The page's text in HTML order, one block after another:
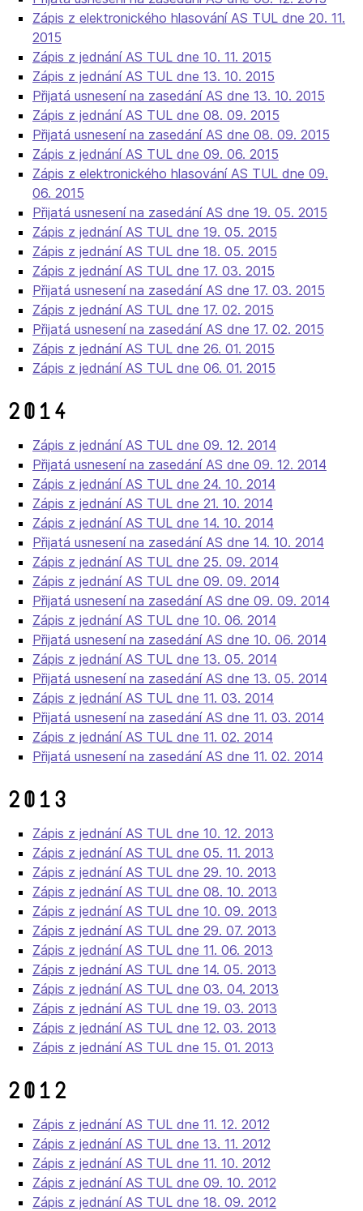
Zápis z elektronického hlasování AS TUL dne 20. 11.
2015
Zápis z jednání AS TUL dne 10. 11. 2015
Zápis z jednání AS TUL dne 13. 10. 2015
Přijatá usnesení na zasedání AS dne 13. 10. 2015
Zápis z jednání AS TUL dne 08. 09. 2015
Přijatá usnesení na zasedání AS dne 08. 09. 2015
Zápis z jednání AS TUL dne 09. 06. 2015
Zápis z elektronického hlasování AS TUL dne 09.
06. 2015
Přijatá usnesení na zasedání AS dne 19. 05. 2015
Zápis z jednání AS TUL dne 19. 05. 2015
Zápis z jednání AS TUL dne 18. 05. 2015
Zápis z jednání AS TUL dne 17. 03. 2015
Přijatá usnesení na zasedání AS dne 17. 03. 2015
Zápis z jednání AS TUL dne 17. 02. 2015
Přijatá usnesení na zasedání AS dne 17. 02. 2015
Zápis z jednání AS TUL dne 26. 01. 2015
Zápis z jednání AS TUL dne 06. 01. 2015
2014
Zápis z jednání AS TUL dne 09. 12. 2014
Přijatá usnesení na zasedání AS dne 09. 12. 2014
Zápis z jednání AS TUL dne 24. 10. 2014
Zápis z jednání AS TUL dne 21. 10. 2014
Zápis z jednání AS TUL dne 14. 10. 2014
Přijatá usnesení na zasedání AS dne 14. 10. 2014
Zápis z jednání AS TUL dne 25. 09. 2014
Zápis z jednání AS TUL dne 09. 09. 2014
Přijatá usnesení na zasedání AS dne 09. 09. 2014
Zápis z jednání AS TUL dne 10. 06. 2014
Přijatá usnesení na zasedání AS dne 10. 06. 2014
Zápis z jednání AS TUL dne 13. 05. 2014
Přijatá usnesení na zasedání AS dne 13. 05. 2014
Zápis z jednání AS TUL dne 11. 03. 2014
Přijatá usnesení na zasedání AS dne 11. 03. 2014
Zápis z jednání AS TUL dne 11. 02. 2014
Přijatá usnesení na zasedání AS dne 11. 02. 2014
2013
Zápis z jednání AS TUL dne 10. 12. 2013
Zápis z jednání AS TUL dne 05. 11. 2013
Zápis z jednání AS TUL dne 29. 10. 2013
Zápis z jednání AS TUL dne 08. 10. 2013
Zápis z jednání AS TUL dne 10. 09. 2013
Zápis z jednání AS TUL dne 29. 07. 2013
Zápis z jednání AS TUL dne 11. 06. 2013
Zápis z jednání AS TUL dne 14. 05. 2013
Zápis z jednání AS TUL dne 03. 04. 2013
Zápis z jednání AS TUL dne 19. 03. 2013
Zápis z jednání AS TUL dne 12. 03. 2013
Zápis z jednání AS TUL dne 15. 01. 2013
2012
Zápis z jednání AS TUL dne 11. 12. 2012
Zápis z jednání AS TUL dne 13. 11. 2012
Zápis z jednání AS TUL dne 11. 10. 2012
Zápis z jednání AS TUL dne 09. 10. 2012
Zápis z jednání AS TUL dne 18. 09. 2012